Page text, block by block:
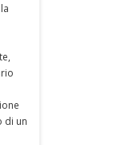
di un